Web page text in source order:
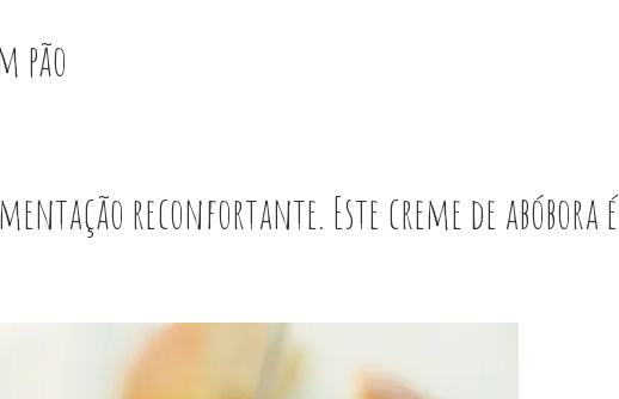
pão
reconfortante. Este creme de abóbora é